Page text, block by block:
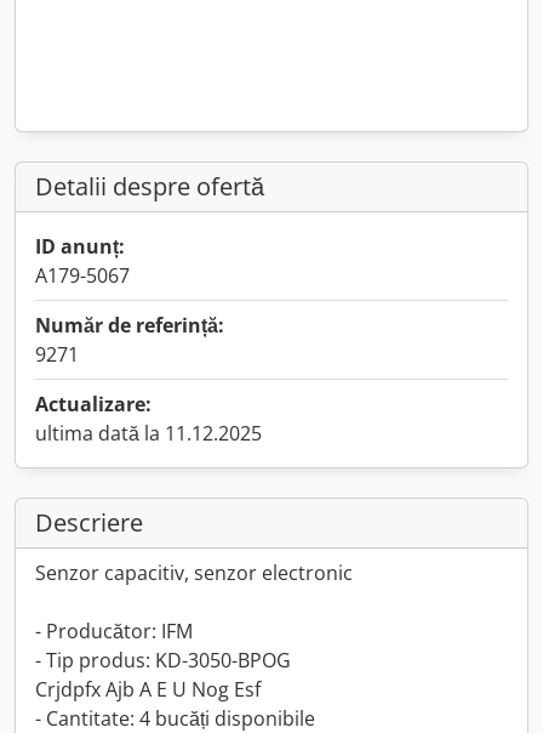
Detalii despre ofertă
ID anunț:
A179-5067
Număr de referință:
9271
Actualizare:
ultima dată la 11.12.2025
Descriere
Senzor capacitiv, senzor electronic
- Producător: IFM
- Tip produs: KD-3050-BPOG
Crjdpfx Ajb A E U Nog Esf
- Cantitate: 4 bucăți disponibile